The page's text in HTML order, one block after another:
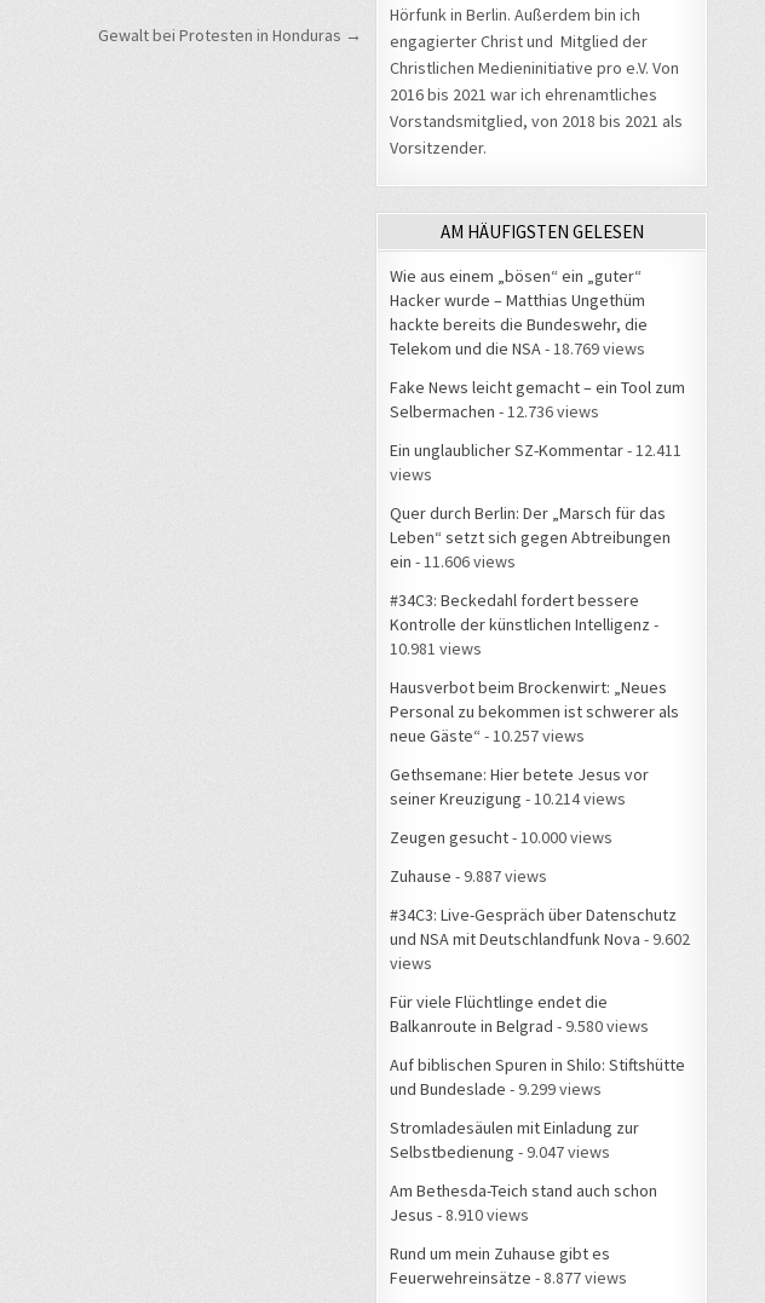
Gewalt bei Protesten in Honduras →
Hörfunk in Berlin. Außerdem bin ich
engagierter Christ und Mitglied der
Christlichen Medieninitiative pro e.V. Von
2016 bis 2021 war ich ehrenamtliches
Vorstandsmitglied, von 2018 bis 2021 als
Vorsitzender.
AM HÄUFIGSTEN GELESEN
Wie aus einem „bösen“ ein „guter“
Hacker wurde – Matthias Ungethüm
hackte bereits die Bundeswehr, die
Telekom und die NSA - 18.769 views
Fake News leicht gemacht – ein Tool zum
Selbermachen - 12.736 views
Ein unglaublicher SZ-Kommentar- 12.411
views
Quer durch Berlin: Der „Marsch für das
Leben“ setzt sich gegen Abtreibungen
ein - 11.606 views
#34C3: Beckedahl fordert bessere
Kontrolle der künstlichen Intelligenz -
10.981 views
Hausverbot beim Brockenwirt: „Neues
Personal zu bekommen ist schwerer als
neue Gäste“ - 10.257 views
Gethsemane: Hier betete Jesus vor
seiner Kreuzigung - 10.214 views
Zeugen gesucht- 10.000 views
Zuhause - 9.887 views
#34C3: Live-Gespräch über Datenschutz
und NSA mit Deutschlandfunk Nova - 9.602
views
Für viele Flüchtlinge endet die
Balkanroute in Belgrad - 9.580 views
Auf biblischen Spuren in Shilo: Stiftshütte
und Bundeslade - 9.299 views
Stromladesäulen mit Einladung zur
Selbstbedienung - 9.047 views
Am Bethesda-Teich stand auch schon
Jesus - 8.910 views
Rund um mein Zuhause gibt es
Feuerwehreinsätze - 8.877 views